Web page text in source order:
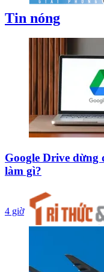
Tin nóng
Google Drive dừng
làm gì?
4 giờ